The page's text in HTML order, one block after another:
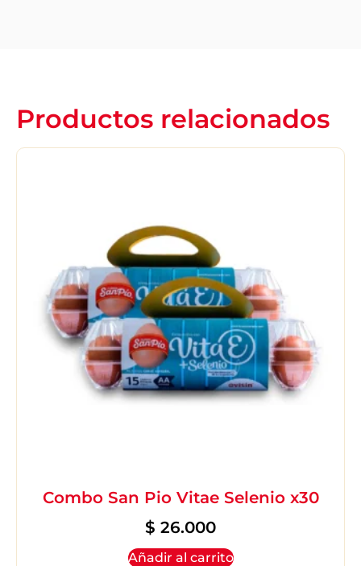
Productos relacionados
Combo San Pio Vitae Selenio x30
$ 26.000
Añadir al carrito